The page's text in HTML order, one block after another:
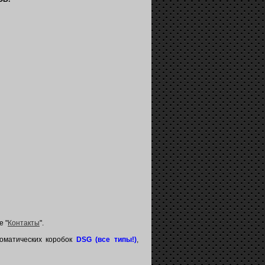
"Контакты".
коробок
DSG (все типы!),